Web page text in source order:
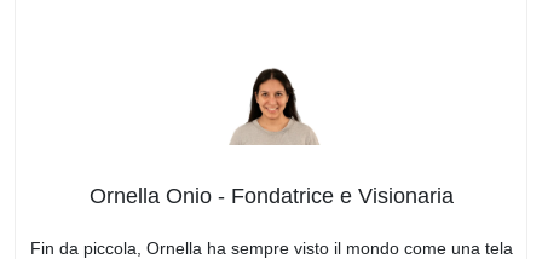
Ornella Onio - Fondatrice e Visionaria
Fin da piccola, Ornella ha sempre visto il mondo come una tela